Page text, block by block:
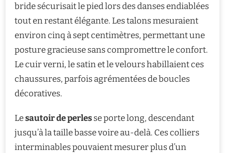
bride sécurisait le pied lors des danses endiablées
tout en restant élégante. Les talons mesuraient
environ cinq à sept centimètres, permettant une
posture gracieuse sans compromettre le confort.
Le cuir verni, le satin et le velours habillaient ces
chaussures, parfois agrémentées de boucles
décoratives.
Lesautoir de perlesse porte long, descendant
jusqu’à la taille basse voire au-delà. Ces colliers
interminables pouvaient mesurer plus d’un